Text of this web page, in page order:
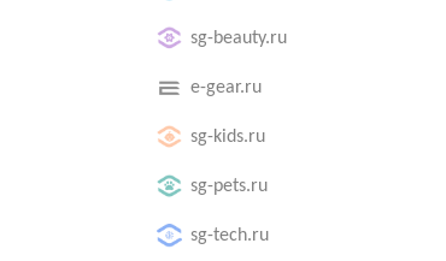
sg-beauty.ru
e-gear.ru
sg-kids.ru
sg-pets.ru
sg-tech.ru